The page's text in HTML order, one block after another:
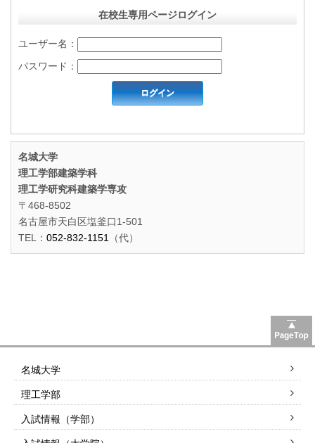
在校生専用ページログイン
ユーザー名：
パスワード：
名城大学
理工学部建築学科
理工学研究科建築学専攻
〒468-8502
名古屋市天白区塩釜口1-501
TEL： 052-832-1151 （代）
名城大学
理工学部
入試情報（学部）